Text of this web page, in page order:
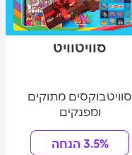
סוויטוויט
סוויטבוקסים מתוקים
ומפנקים
3.5% הנחה